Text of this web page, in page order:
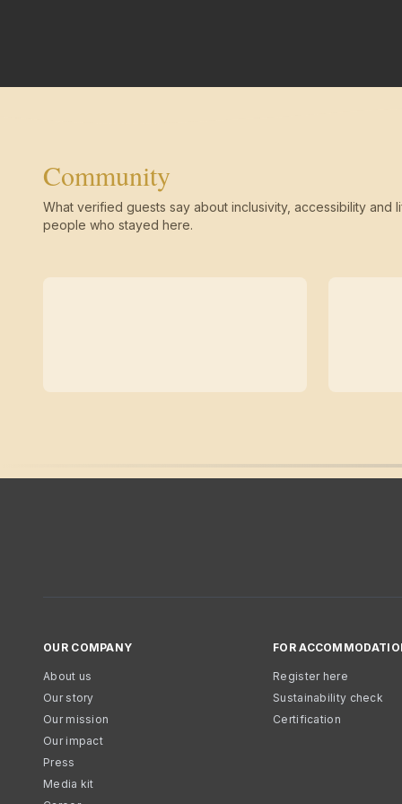
Community
What verified guests say about inclusivity, accessibility and
people who stayed here.
OUR COMPANY
About us
Our story
Our mission
Our impact
Press
Media kit
FOR
Register here
Sustainability check
Certification